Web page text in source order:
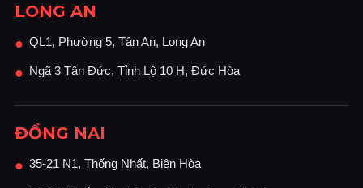
LONG AN
● QL1, Phường 5, Tân An, Long An
● Ngã 3 Tân Đức, Tỉnh Lộ 10 H, Đức Hòa
ĐỒNG NAI
● 35-21 N1, Thống Nhất, Biên Hòa